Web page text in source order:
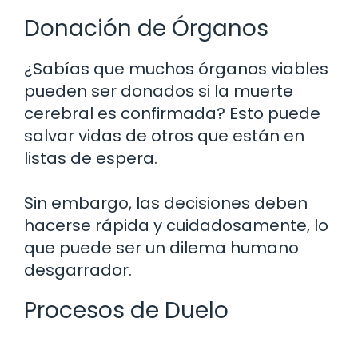
Donación de Órganos
¿Sabías que muchos órganos viables
pueden ser donados si la muerte
cerebral es confirmada? Esto puede
salvar vidas de otros que están en
listas de espera.
Sin embargo, las decisiones deben
hacerse rápida y cuidadosamente, lo
que puede ser un dilema humano
desgarrador.
Procesos de Duelo